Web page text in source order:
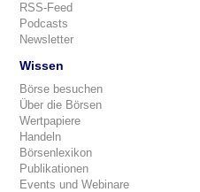
RSS-Feed
Podcasts
Newsletter
Wissen
Börse besuchen
Über die Börsen
Wertpapiere
Handeln
Börsenlexikon
Publikationen
Events und Webinare